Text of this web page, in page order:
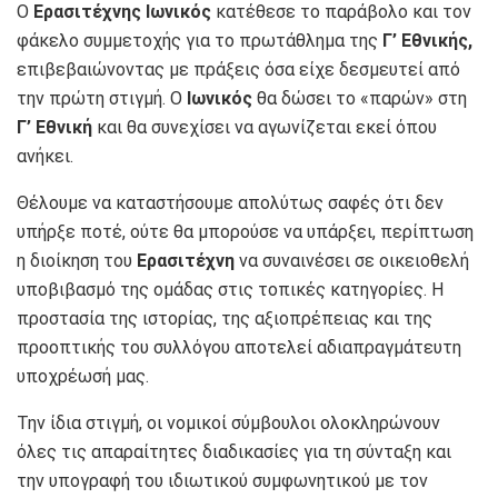
Ο Ερασιτέχνης Ιωνικός κατέθεσε το παράβολο και τον
φάκελο συμμετοχής για το πρωτάθλημα της Γ’ Εθνικής,
επιβεβαιώνοντας με πράξεις όσα είχε δεσμευτεί από
την πρώτη στιγμή. Ο Ιωνικός θα δώσει το «παρών» στη
Γ’ Εθνική και θα συνεχίσει να αγωνίζεται εκεί όπου
ανήκει.
Θέλουμε να καταστήσουμε απολύτως σαφές ότι δεν
υπήρξε ποτέ, ούτε θα μπορούσε να υπάρξει, περίπτωση
η διοίκηση του Ερασιτέχνη να συναινέσει σε οικειοθελή
υποβιβασμό της ομάδας στις τοπικές κατηγορίες. Η
προστασία της ιστορίας, της αξιοπρέπειας και της
προοπτικής του συλλόγου αποτελεί αδιαπραγμάτευτη
υποχρέωσή μας.
Την ίδια στιγμή, οι νομικοί σύμβουλοι ολοκληρώνουν
όλες τις απαραίτητες διαδικασίες για τη σύνταξη και
την υπογραφή του ιδιωτικού συμφωνητικού με τον